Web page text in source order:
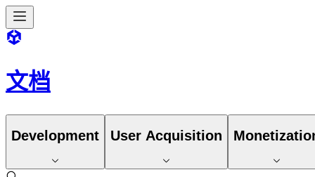
文档
Development User Acquisition